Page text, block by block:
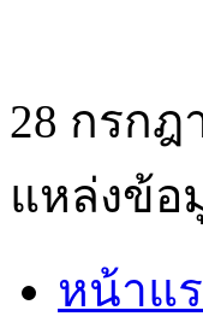
28 กรกฎ
แหล่งข้อ
หน้าแ